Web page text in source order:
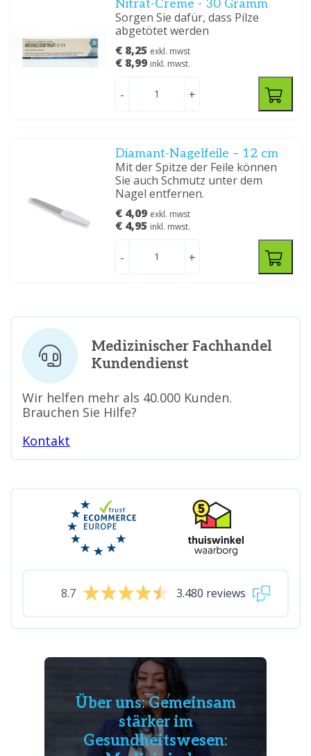
Nitrat-Creme - 30 Gramm
Sorgen Sie dafür, dass Pilze
abgetötet werden
€ 8,25 exkl. mwst
€ 8,99 inkl. mwst.
- +
Diamant-Nagelfeile – 12 cm
Mit der Spitze der Feile können
Sie auch Schmutz unter dem
Nagel entfernen.
€ 4,09 exkl. mwst
€ 4,95 inkl. mwst.
- +
Medizinischer Fachhandel
Kundendienst
Wir helfen mehr als 40.000 Kunden.
Brauchen Sie Hilfe?
Kontakt
8.7 3.480 reviews
Über uns: Gemeinsam
stärker im
Gesundheitswesen: